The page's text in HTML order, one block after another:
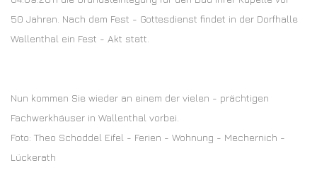
50 Jahren. Nach dem Fest - Gottesdienst findet in der Dorfhalle
Wallenthal ein Fest - Akt statt.
Nun kommen Sie wieder an einem der vielen - prächtigen
Fachwerkhäuser in Wallenthal vorbei.
Foto: Theo Schoddel Eifel - Ferien - Wohnung - Mechernich -
Lückerath